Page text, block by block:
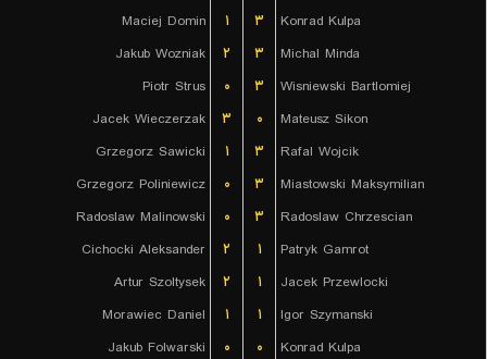
Maciej Domin
۱ ۳
Konrad Kulpa
Jakub Wozniak
۲ ۳
Michal Minda
Piotr Strus
۰ ۳
Wisniewski Bartlomiej
Jacek Wieczerzak
۳ ۰
Mateusz Sikon
Grzegorz Sawicki
۱ ۳
Rafal Wojcik
Grzegorz Poliniewicz
۰ ۳
Miastowski Maksymilian
Radoslaw Malinowski
۰ ۳
Radoslaw Chrzescian
Cichocki Aleksander
۲ ۱
Patryk Gamrot
Artur Szoltysek
۲ ۱
Jacek Przewlocki
Morawiec Daniel
۱ ۱
Igor Szymanski
Jakub Folwarski
۰ ۰ Konrad Kulpa